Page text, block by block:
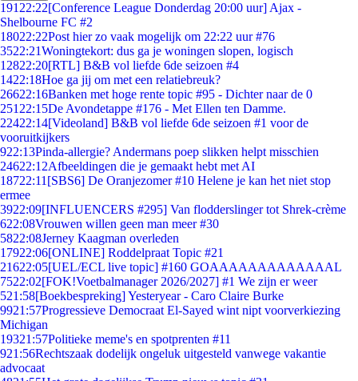
191 22:22[Conference League Donderdag 20:00 uur] Ajax -
Shelbourne FC #2
18022:22Post hier zo vaak mogelijk om 22:22 uur #76
3522:21Woningtekort: dus ga je woningen slopen, logisch
12822:20[RTL] B&B vol liefde 6de seizoen #4
1422:18Hoe ga jij om met een relatiebreuk?
26622:16Banken met hoge rente topic #95 - Dichter naar de 0
251 22:15De Avondetappe #176 - Met Ellen ten Damme.
22422:14[Videoland] B&B vol liefde 6de seizoen #1 voor de
vooruitkijkers
922:13Pinda-allergie? Andermans poep slikken helpt misschien
24622:12Afbeeldingen die je gemaakt hebt met AI
18722:11 [SBS6] De Oranjezomer #10 Helene je kan het niet stop
ermee
3922:09[INFLUENCERS #295] Van flodderslinger tot Shrek-crème
622:08Vrouwen willen geen man meer #30
5822:08Jerney Kaagman overleden
17922:06[ONLINE] Roddelpraat Topic #21
21622:05[UEL/ECL live topic] #160 GOAAAAAAAAAAAAAL
7522:02[FOK!Voetbalmanager 2026/2027] #1 We zijn er weer
521:58[Boekbespreking] Yesteryear - Caro Claire Burke
9921:57Progressieve Democraat El-Sayed wint nipt voorverkiezing
Michigan
19321:57Politieke meme's en spotprenten #11
921:56Rechtszaak dodelijk ongeluk uitgesteld vanwege vakantie
advocaat